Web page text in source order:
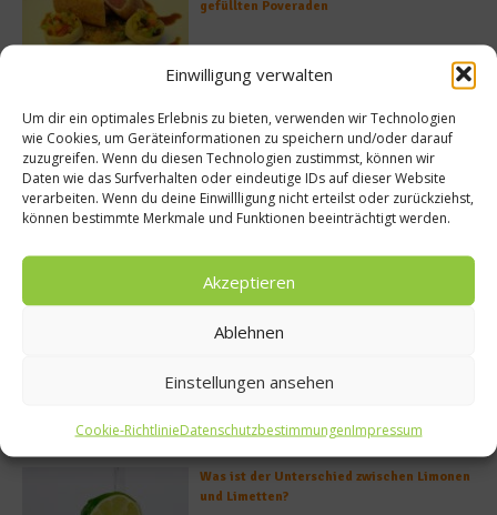
Einwilligung verwalten
Um dir ein optimales Erlebnis zu bieten, verwenden wir Technologien
wie Cookies, um Geräteinformationen zu speichern und/oder darauf
zuzugreifen. Wenn du diesen Technologien zustimmst, können wir
Daten wie das Surfverhalten oder eindeutige IDs auf dieser Website
verarbeiten. Wenn du deine Einwillligung nicht erteilst oder zurückziehst,
können bestimmte Merkmale und Funktionen beeinträchtigt werden.
Akzeptieren
Ablehnen
Einstellungen ansehen
Cookie-RichtlinieDatenschutzbestimmungenImpressum
gefüllten Poveraden
So bildet sich eine krosse
Was ist der Unterschied zwischen Limonen
und Limetten?